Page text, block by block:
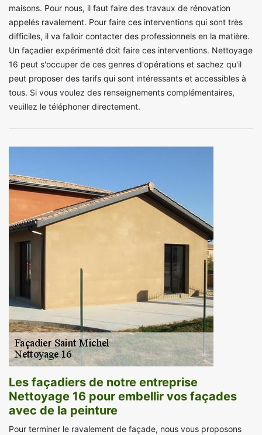
maisons. Pour nous, il faut faire des travaux de rénovation
appelés ravalement. Pour faire ces interventions qui sont très
difficiles, il va falloir contacter des professionnels en la matière.
Un façadier expérimenté doit faire ces interventions. Nettoyage
16 peut s'occuper de ces genres d'opérations et sachez qu'il
peut proposer des tarifs qui sont intéressants et accessibles à
tous. Si vous voulez des renseignements complémentaires,
veuillez le téléphoner directement.
Les façadiers de notre entreprise
Nettoyage 16 pour embellir vos façades
avec de la peinture
Pour terminer le ravalement de façade, nous vous proposons